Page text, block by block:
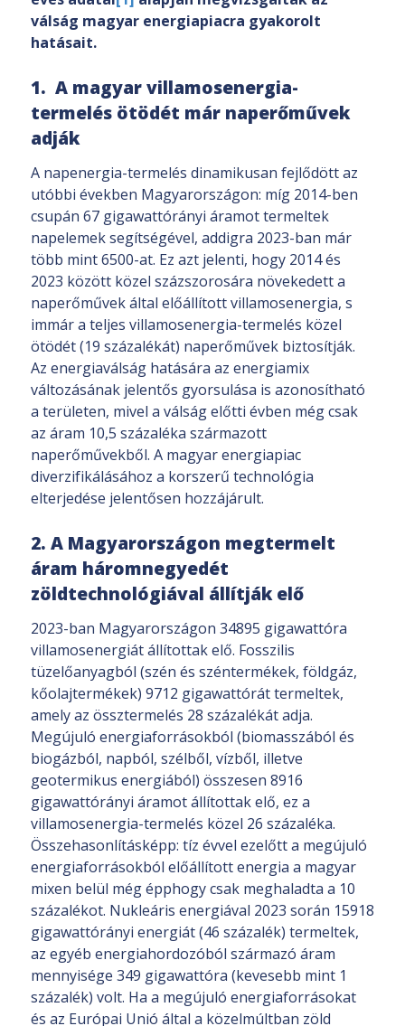
válság magyar energiapiacra gyakorolt
hatásait.
1. A magyar villamosenergia-
termelés ötödét már naperőművek
adják
A napenergia-termelés dinamikusan fejlődött az
utóbbi években Magyarországon: míg 2014-ben
csupán 67 gigawattórányi áramot termeltek
napelemek segítségével, addigra 2023-ban már
több mint 6500-at. Ez azt jelenti, hogy 2014 és
2023 között közel százszorosára növekedett a
naperőművek által előállított villamosenergia, s
immár a teljes villamosenergia-termelés közel
ötödét (19 százalékát) naperőművek biztosítják.
Az energiaválság hatására az energiamix
változásának jelentős gyorsulása is azonosítható
a területen, mivel a válság előtti évben még csak
az áram 10,5 százaléka származott
naperőművekből. A magyar energiapiac
diverzifikálásához a korszerű technológia
elterjedése jelentősen hozzájárult.
2. A Magyarországon megtermelt
áram háromnegyedét
zöldtechnológiával állítják elő
2023-ban Magyarországon 34895 gigawattóra
villamosenergiát állítottak elő. Fosszilis
tüzelőanyagból (szén és széntermékek, földgáz,
kőolajtermékek) 9712 gigawattórát termeltek,
amely az össztermelés 28 százalékát adja.
Megújuló energiaforrásokból (biomasszából és
biogázból, napból, szélből, vízből, illetve
geotermikus energiából) összesen 8916
gigawattórányi áramot állítottak elő, ez a
villamosenergia-termelés közel 26 százaléka.
Összehasonlításképp: tíz évvel ezelőtt a megújuló
energiaforrásokból előállított energia a magyar
mixen belül még épphogy csak meghaladta a 10
százalékot. Nukleáris energiával 2023 során 15918
gigawattórányi energiát (46 százalék) termeltek,
az egyéb energiahordozóból származó áram
mennyisége 349 gigawattóra (kevesebb mint 1
százalék) volt. Ha a megújuló energiaforrásokat
és az Európai Unió által a közelmúltban zöld